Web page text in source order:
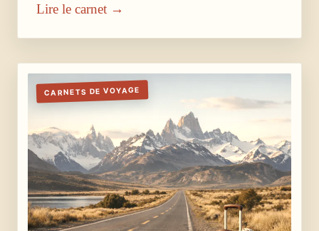
Lire le carnet →
CARNETS DE VOYAGE